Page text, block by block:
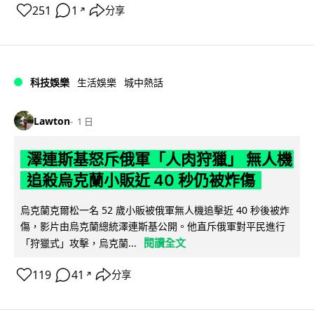
251 1 ↗ 分享
科技娛樂 生活娛樂 城中熱話
Lawton 1 日
澤連斯基怒斥俄軍「人肉狩獵」 無人機
追殺烏克蘭小販近 40 秒仍被炸傷
烏克蘭克爾松一名 52 歲小販被俄軍無人機追擊近 40 秒後被炸
傷，影片由烏克蘭總統澤連斯基公開。他直斥俄軍對平民進行
「狩獵式」攻擊，烏克蘭...
閱讀全文
119 41 ↗ 分享